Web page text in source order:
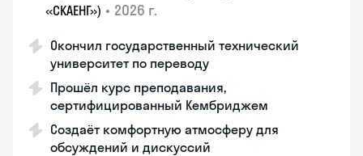
«СКАЕНГ») • 2026 г.
Окончил государственный технический
университет по переводу
Прошёл курс преподавания,
сертифицированный Кембриджем
Создаёт комфортную атмосферу для
обсуждений и дискуссий